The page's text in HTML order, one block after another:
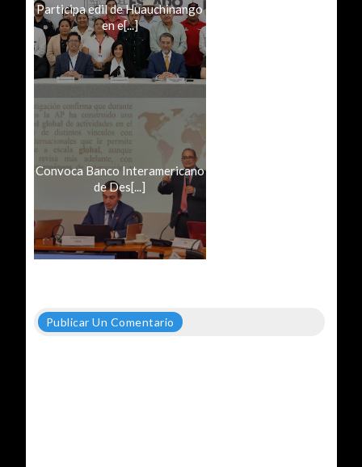
Participa edil de Huauchinango
en e[...]
Convoca Banco Interamericano
de Des[...]
Publicar Un Comentario